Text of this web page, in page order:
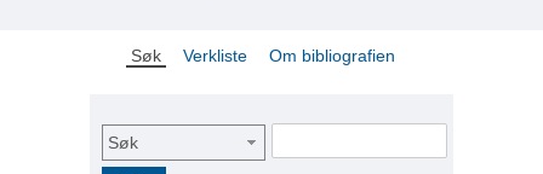
Søk Verkliste Om bibliografien
Søk